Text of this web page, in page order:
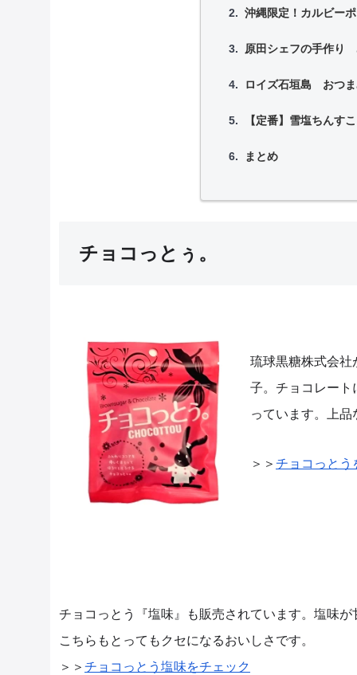
沖縄限定！カルビー
原田シェフの手作り
ロイズ石垣島 おつま
【定番】雪塩ちんす
まとめ
チョコっとぅ。
琉球黒糖株式会社
子。チョコレート
っています。上
＞＞ チョコっとう
チョコっとう『塩味』も販売されています。塩味
こちらもとってもクセになるおいしさです。
＞＞ チョコっとう塩味をチェック